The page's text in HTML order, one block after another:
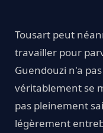
Tousart peut
travailler pour
Guendouzi n'a
véritablement se
pas pleinement
légèrement